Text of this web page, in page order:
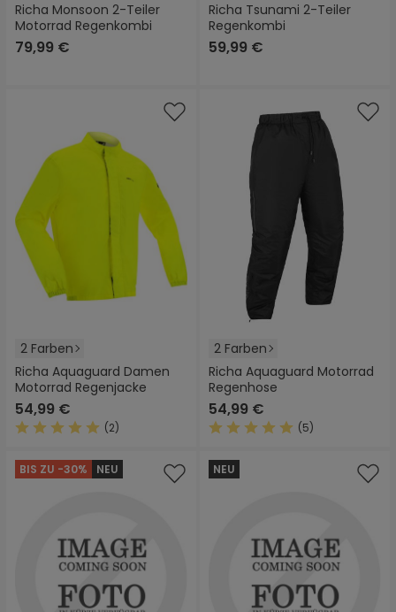
Richa Monsoon 2-Teiler
Motorrad Regenkombi
79,99 €
Richa Tsunami 2-Teiler
Regenkombi
59,99 €
2 Farben
Richa Aquaguard Damen
Motorrad Regenjacke
54,99 €
(2)
2 Farben
Richa Aquaguard Motorrad
Regenhose
54,99 €
(5)
BIS ZU -30% NEU NEU